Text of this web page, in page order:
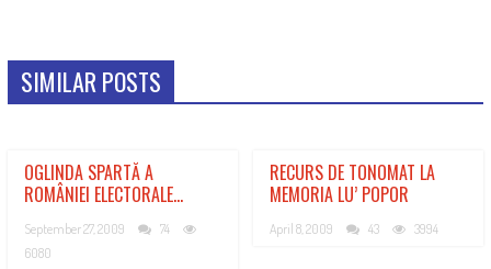
SIMILAR POSTS
OGLINDA SPARTĂ A
ROMÂNIEI ELECTORALE…
September 27, 2009
74
6080
RECURS DE TONOMAT LA
MEMORIA LU’ POPOR
April 8, 2009 43 3994